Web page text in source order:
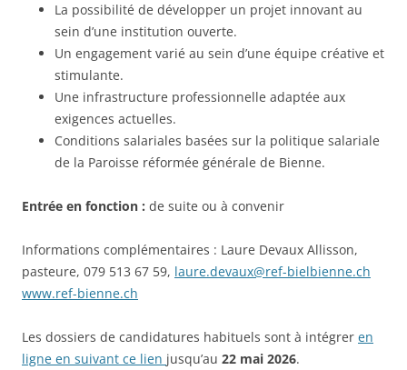
La possibilité de développer un projet innovant au
sein d’une institution ouverte.
Un engagement varié au sein d’une équipe créative et
stimulante.
Une infrastructure professionnelle adaptée aux
exigences actuelles.
Conditions salariales basées sur la politique salariale
de la Paroisse réformée générale de Bienne.
Entrée en fonction : de suite ou à convenir
Informations complémentaires : Laure Devaux Allisson,
pasteure, 079 513 67 59, laure.devaux@ref-bielbienne.ch
www.ref-bienne.ch
Les dossiers de candidatures habituels sont à intégrer en
ligne en suivant ce lien jusqu’au 22 mai 2026.